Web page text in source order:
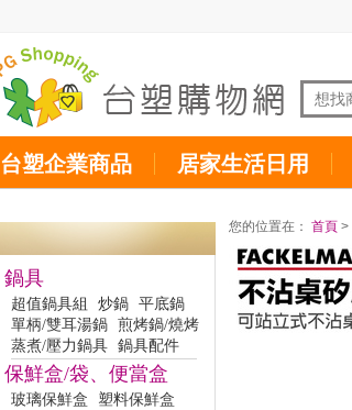
台塑企業商品 居家生活日用
鍋具
超值鍋具組 炒鍋 平底鍋
單柄/雙耳湯鍋 煎烤鍋/燒烤
蒸煮/壓力鍋具 鍋具配件
保鮮盒/袋、便當盒
玻璃保鮮盒
塑料保鮮盒
您的位置在： 首頁 >